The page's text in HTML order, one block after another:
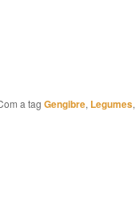
a tag Gengibre, Legumes,